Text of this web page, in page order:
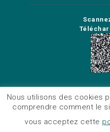
CHEZ TOIT
Nous utilisons des cookies
comprendre comment le
vous acceptez cette